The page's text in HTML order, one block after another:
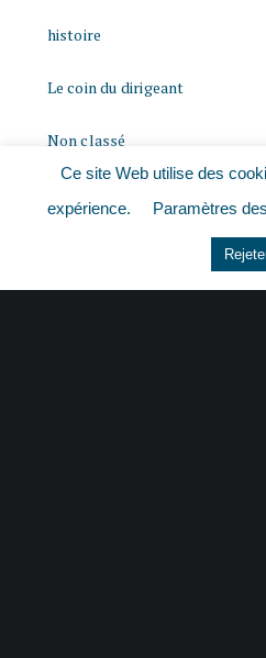
histoire
Le coin du dirigeant
Non classé
Ce site Web utilise des
expérience.
Paramètres